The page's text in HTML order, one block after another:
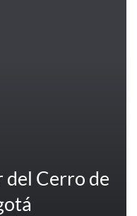
del Cerro de